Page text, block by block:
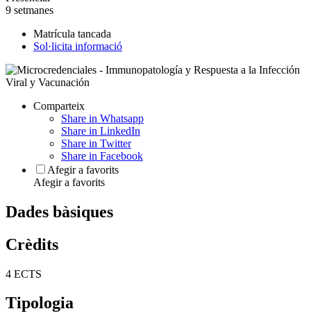
9 setmanes
Matrícula tancada
Sol·licita informació
Comparteix
Share in Whatsapp
Share in LinkedIn
Share in Twitter
Share in Facebook
Afegir a favorits
Afegir a favorits
Dades bàsiques
Crèdits
4 ECTS
Tipologia